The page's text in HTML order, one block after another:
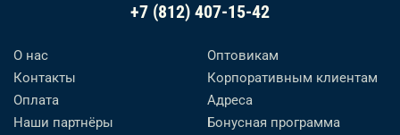
+7 (812) 407-15-42
О нас
Контакты
Оплата
Наши партнёры
Оптовикам
Корпоративным клиентам
Адреса
Бонусная программа